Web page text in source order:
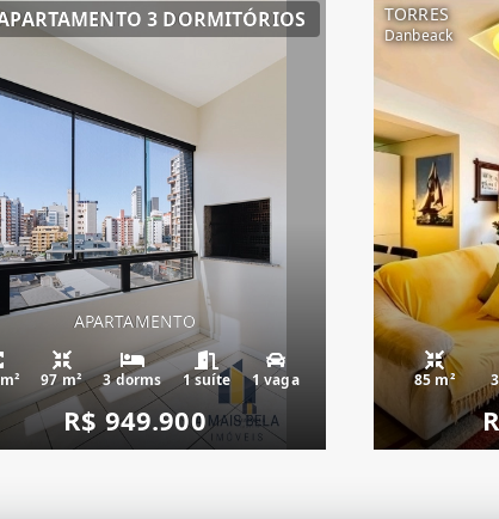
3 DORMITÓRIOS
APARTAMENTO
97 m² 3 dorms 1 suíte 1 vaga
R$ 949.900
TORRES
Danbeack
85 m²